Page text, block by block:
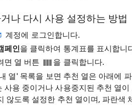
나 다시 사용 설정하는 방법
계정에 로그인합니다.
페인을 클릭하여 통계표를 표시합니
면 열 버튼
을 클릭합니다.
열' 목록을 보면 추천 열은 아래에
사용 중이거나 사용중지된 추천 열
않도록 설정한 추천 열이며, 파란색